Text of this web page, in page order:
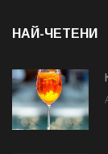
НАЙ-ЧЕТЕНИ